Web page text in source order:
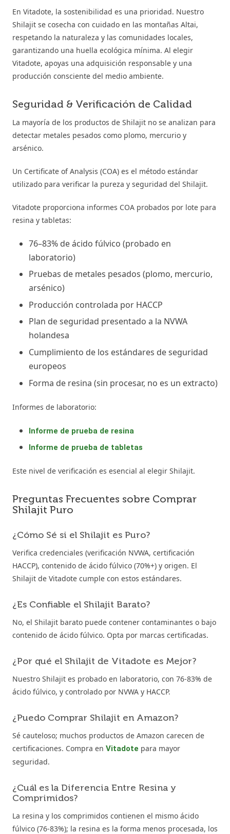
En Vitadote, la sostenibilidad es una prioridad. Nuestro
Shilajit se cosecha con cuidado en las montañas Altai,
respetando la naturaleza y las comunidades locales,
garantizando una huella ecológica mínima. Al elegir
Vitadote, apoyas una adquisición responsable y una
producción consciente del medio ambiente.
Seguridad & Verificación de Calidad
La mayoría de los productos de Shilajit no se analizan para
detectar metales pesados como plomo, mercurio y
arsénico.
Un Certificate of Analysis (COA) es el método estándar
utilizado para verificar la pureza y seguridad del Shilajit.
Vitadote proporciona informes COA probados por lote para
resina y tabletas:
76–83% de ácido fúlvico (probado en
laboratorio)
Pruebas de metales pesados (plomo, mercurio,
arsénico)
Producción controlada por HACCP
Plan de seguridad presentado a la NVWA
holandesa
Cumplimiento de los estándares de seguridad
europeos
Forma de resina (sin procesar, no es un extracto)
Informes de laboratorio:
Informe de prueba de resina
Informe de prueba de tabletas
Este nivel de verificación es esencial al elegir Shilajit.
Preguntas Frecuentes sobre Comprar
Shilajit Puro
¿Cómo Sé si el Shilajit es Puro?
Verifica credenciales (verificación NVWA, certificación
HACCP), contenido de ácido fúlvico (70%+) y origen. El
Shilajit de Vitadote cumple con estos estándares.
¿Es Confiable el Shilajit Barato?
No, el Shilajit barato puede contener contaminantes o bajo
contenido de ácido fúlvico. Opta por marcas certificadas.
¿Por qué el Shilajit de Vitadote es Mejor?
Nuestro Shilajit es probado en laboratorio, con 76-83% de
ácido fúlvico, y controlado por NVWA y HACCP.
¿Puedo Comprar Shilajit en Amazon?
Sé cauteloso; muchos productos de Amazon carecen de
certificaciones. Compra en Vitadote para mayor
seguridad.
¿Cuál es la Diferencia Entre Resina y
Comprimidos?
La resina y los comprimidos contienen el mismo ácido
fúlvico (76-83%); la resina es la forma menos procesada, los